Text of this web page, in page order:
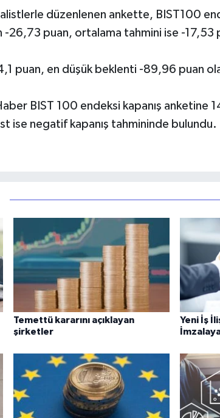
düzenlenen ankette, BIST100
-26,73 puan, ortalama tahmini ise -17,53
puan, en düşük beklenti -89,96 puan
BIST 100 endeksi kapanış anketine
ise negatif kapanış tahmininde bulundu.
Temettü kararını açıklayan
şirketler
Yeni İş